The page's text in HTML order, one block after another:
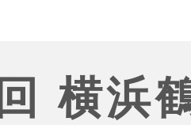
横浜